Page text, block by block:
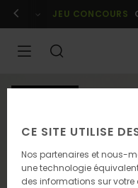
l'information
Se connecter /
JEU CONCOURS
CE SITE UTILISE
Nos partenaires et nous-
une technologie
des informations sur